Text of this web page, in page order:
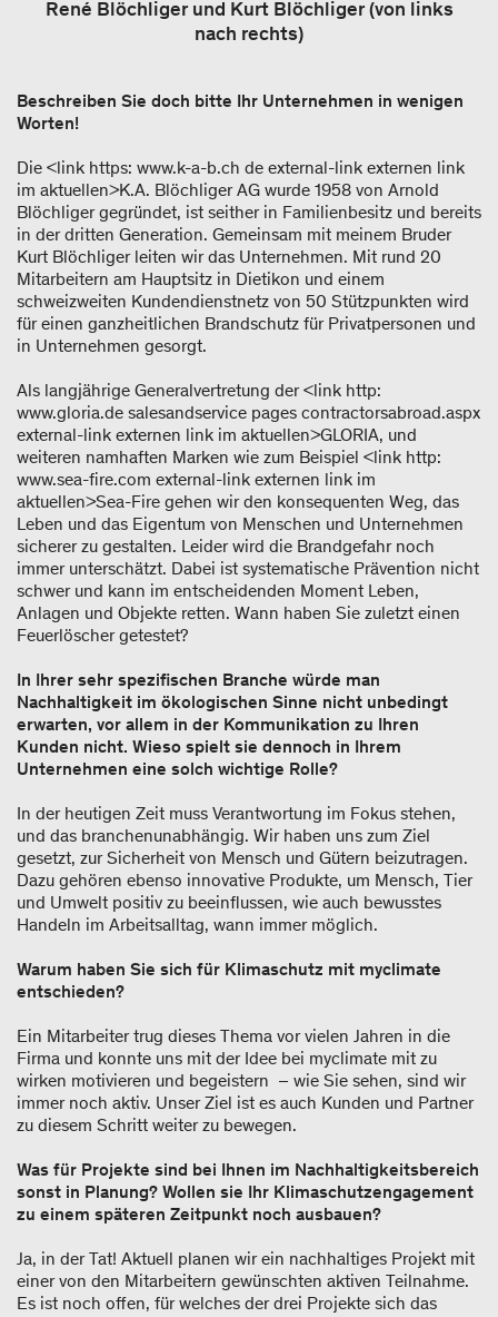
René Blöchliger und Kurt Blöchliger (von links
nach rechts)
Beschreiben Sie doch bitte Ihr Unternehmen in wenigen
Worten!
Die <link https: www.k-a-b.ch de external-link externen link
im aktuellen>K.A. Blöchliger AG wurde 1958 von Arnold
Blöchliger gegründet, ist seither in Familienbesitz und bereits
in der dritten Generation. Gemeinsam mit meinem Bruder
Kurt Blöchliger leiten wir das Unternehmen. Mit rund 20
Mitarbeitern am Hauptsitz in Dietikon und einem
schweizweiten Kundendienstnetz von 50 Stützpunkten wird
für einen ganzheitlichen Brandschutz für Privatpersonen und
in Unternehmen gesorgt.
Als langjährige Generalvertretung der <link http:
www.gloria.de salesandservice pages contractorsabroad.aspx
external-link externen link im aktuellen>GLORIA, und
weiteren namhaften Marken wie zum Beispiel <link http:
www.sea-fire.com external-link externen link im
aktuellen>Sea-Fire gehen wir den konsequenten Weg, das
Leben und das Eigentum von Menschen und Unternehmen
sicherer zu gestalten. Leider wird die Brandgefahr noch
immer unterschätzt. Dabei ist systematische Prävention nicht
schwer und kann im entscheidenden Moment Leben,
Anlagen und Objekte retten. Wann haben Sie zuletzt einen
Feuerlöscher getestet?
In Ihrer sehr spezifischen Branche würde man
Nachhaltigkeit im ökologischen Sinne nicht unbedingt
erwarten, vor allem in der Kommunikation zu Ihren
Kunden nicht. Wieso spielt sie dennoch in Ihrem
Unternehmen eine solch wichtige Rolle?
In der heutigen Zeit muss Verantwortung im Fokus stehen,
und das branchenunabhängig. Wir haben uns zum Ziel
gesetzt, zur Sicherheit von Mensch und Gütern beizutragen.
Dazu gehören ebenso innovative Produkte, um Mensch, Tier
und Umwelt positiv zu beeinflussen, wie auch bewusstes
Handeln im Arbeitsalltag, wann immer möglich.
Warum haben Sie sich für Klimaschutz mit myclimate
entschieden?
Ein Mitarbeiter trug dieses Thema vor vielen Jahren in die
Firma und konnte uns mit der Idee bei myclimate mit zu
wirken motivieren und begeistern – wie Sie sehen, sind wir
immer noch aktiv. Unser Ziel ist es auch Kunden und Partner
zu diesem Schritt weiter zu bewegen.
Was für Projekte sind bei Ihnen im Nachhaltigkeitsbereich
sonst in Planung? Wollen sie Ihr Klimaschutzengagement
zu einem späteren Zeitpunkt noch ausbauen?
Ja, in der Tat! Aktuell planen wir ein nachhaltiges Projekt mit
einer von den Mitarbeitern gewünschten aktiven Teilnahme.
Es ist noch offen, für welches der drei Projekte sich das